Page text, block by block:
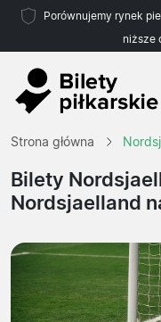
Porównujemy rynek
niższe
Strona główna
Bilety
Nordsjaelland